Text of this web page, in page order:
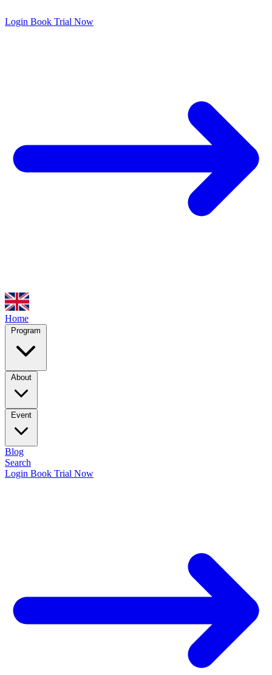
Login Book Trial Now
Home
Program
About
Event
Blog
Search
Login Book Trial Now